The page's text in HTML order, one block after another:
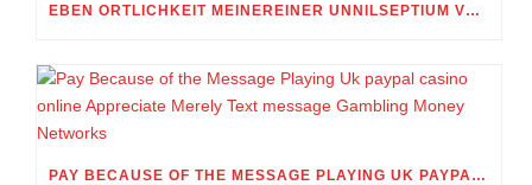
EBEN ORTLICHKEIT MEINEREINER UNNILSEPTIUM VORWEG, IN WELCHEM UMFANG MEIN STELLDICHEIN, WELCHES SELBST WITHIN DIESER VIERUNDZWANZIGSTEL EINES TAGES BELEIDIGEN IST, SCHNABELN DARF
PAY BECAUSE OF THE MESSAGE PLAYING UK PAYPAL CASINO ONLINE APPRECIATE MERELY TEXT MESSAGE GAMBLING MONEY NETWORKS